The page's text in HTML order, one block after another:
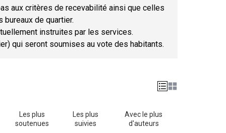
aux critères de recevabilité ainsi que celles
de quartier.
instruites par les services.
qui seront soumises au vote des habitants.
Les plus
soutenues
Les plus
suivies
Avec le plus
d'auteurs